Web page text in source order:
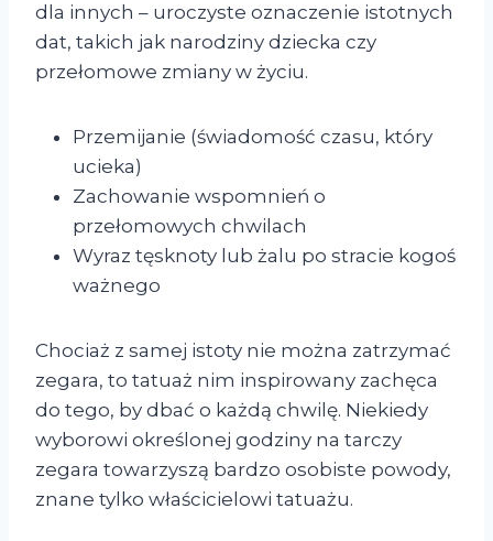
dla innych – uroczyste oznaczenie istotnych
dat, takich jak narodziny dziecka czy
przełomowe zmiany w życiu.
Przemijanie (świadomość czasu, który
ucieka)
Zachowanie wspomnień o
przełomowych chwilach
Wyraz tęsknoty lub żalu po stracie kogoś
ważnego
Chociaż z samej istoty nie można zatrzymać
zegara, to tatuaż nim inspirowany zachęca
do tego, by dbać o każdą chwilę. Niekiedy
wyborowi określonej godziny na tarczy
zegara towarzyszą bardzo osobiste powody,
znane tylko właścicielowi tatuażu.